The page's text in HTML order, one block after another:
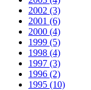
2002 (3)
2001 (6)
2000 (4)
1999 (5)
1998 (4)
1997 (3)
1996 (2)
1995 (10)